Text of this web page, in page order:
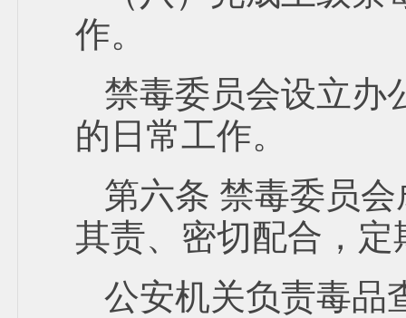
作。
禁毒委员会设立办
的日常工作。
第六条 禁毒委员
其责、密切配合，
公安机关负责毒品